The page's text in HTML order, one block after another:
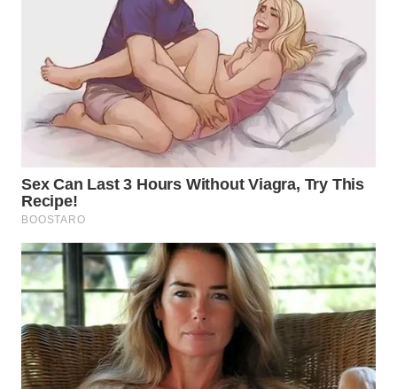
KARO
WN
SIMALUNGUN
LABUHANBATU
WN
TAPANULI
TENGAH
WN DELI